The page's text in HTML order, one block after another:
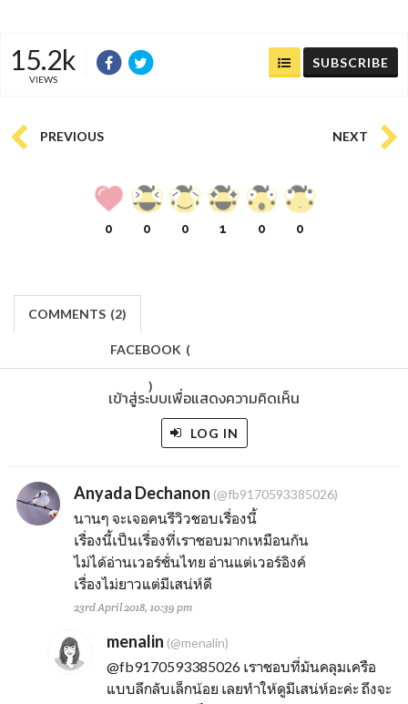
15.2k
VIEWS
SUBSCRIBE
PREVIOUS NEXT
0 0 0 1 0 0
COMMENTS (2)
FACEBOOK (
)
เข้าสู่ระบบเพื่อแสดงความคิดเห็น
LOG IN
Anyada Dechanon (@fb9170593385026)
นานๆ จะเจอคนรีวิวชอบเรื่องนี้
เรื่องนี้เป็นเรื่องที่เราชอบมากเหมือนกัน
ไม่ได้อ่านเวอร์ชั่นไทย อ่านแต่เวอร์อิงค์
เรื่องไม่ยาวแต่มีเสน่ห์ดี
23rd April 2018, 10:39 pm
menalin (@menalin)
@fb9170593385026เราชอบที่มันคลุมเครือ
แบบลึกลับเล็กน้อย เลยทำให้ดูมีเสน่ห์อะค่ะ ถึงจะ